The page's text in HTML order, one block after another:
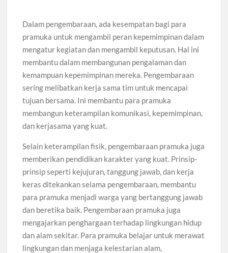
Dalam pengembaraan, ada kesempatan bagi para
pramuka untuk mengambil peran kepemimpinan dalam
mengatur kegiatan dan mengambil keputusan. Hal ini
membantu dalam membangunan pengalaman dan
kemampuan kepemimpinan mereka. Pengembaraan
sering melibatkan kerja sama tim untuk mencapai
tujuan bersama. Ini membantu para pramuka
membangun keterampilan komunikasi, kepemimpinan,
dan kerjasama yang kuat.
Selain keterampilan fisik, pengembaraan pramuka juga
memberikan pendidikan karakter yang kuat. Prinsip-
prinsip seperti kejujuran, tanggung jawab, dan kerja
keras ditekankan selama pengembaraan, membantu
para pramuka menjadi warga yang bertanggung jawab
dan beretika baik. Pengembaraan pramuka juga
mengajarkan penghargaan terhadap lingkungan hidup
dan alam sekitar. Para pramuka belajar untuk merawat
lingkungan dan menjaga kelestarian alam,